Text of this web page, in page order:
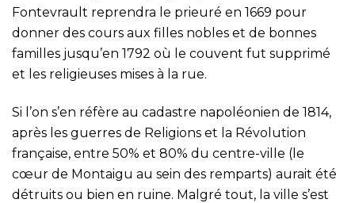
Fontevrault reprendra le prieuré en 1669 pour
donner des cours aux filles nobles et de bonnes
familles jusqu’en 1792 où le couvent fut supprimé
et les religieuses mises à la rue.
Si l’on s’en réfère au cadastre napoléonien de 1814,
après les guerres de Religions et la Révolution
française, entre 50% et 80% du centre-ville (le
cœur de Montaigu au sein des remparts) aurait été
détruits ou bien en ruine. Malgré tout, la ville s’est